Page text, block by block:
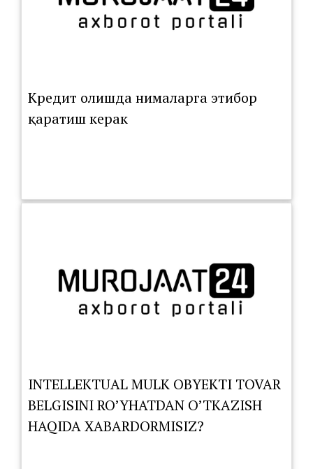
Кредит олишда нималарга этибор
қаратиш керак
INTELLEKTUAL MULK OBYEKTI TOVAR
BELGISINI RO’YHATDAN O’TKAZISH
HAQIDA XABARDORMISIZ?